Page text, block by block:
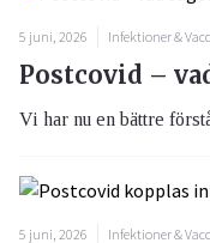
5 juni, 2026 Infektioner &
Postcovid –
Vi har nu en bättre
5 juni, 2026 Infektioner &